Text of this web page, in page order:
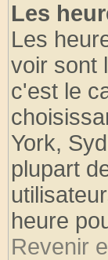
Les
Les
voir sont
c'est le
York,
plupart
heure
Revenir